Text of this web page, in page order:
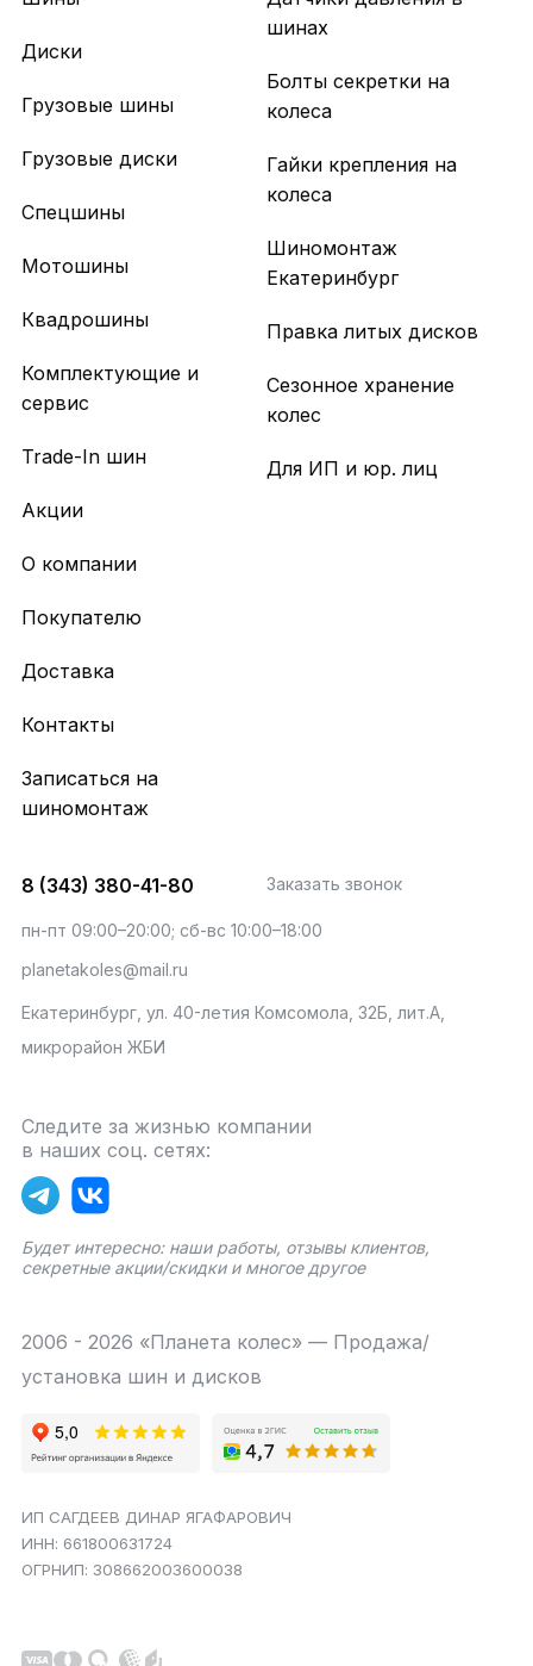
Диски
Грузовые шины
Грузовые диски
Спецшины
Мотошины
Квадрошины
Комплектующие и
сервис
Trade-In шин
Акции
шинах
Болты секретки на
колеса
Гайки крепления на
колеса
Шиномонтаж
Екатеринбург
Правка литых дисков
Сезонное хранение
колес
Для ИП и юр. лиц
О компании
Покупателю
Доставка
Контакты
Записаться на
шиномонтаж
8 (343) 380-41-80 Заказать звонок
пн-пт 09:00–20:00; сб-вс 10:00–18:00
planetakoles@mail.ru
Екатеринбург, ул. 40-летия Комсомола, 32Б, лит.А,
микрорайон ЖБИ
Следите за жизнью компании
в наших соц. сетях:
Будет интересно: наши работы, отзывы клиентов,
секретные акции/скидки и многое другое
2006 - 2026 «Планета колес» — Продажа/
установка шин и дисков
ИП САГДЕЕВ ДИНАР ЯГАФАРОВИЧ
ИНН: 661800631724
ОГРНИП: 308662003600038